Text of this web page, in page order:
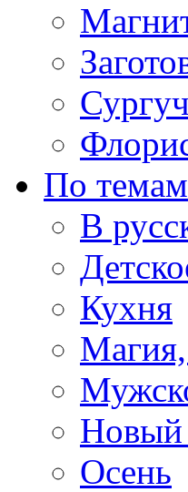
Сургуч
По темам
В
Кухня
Новый
Осень